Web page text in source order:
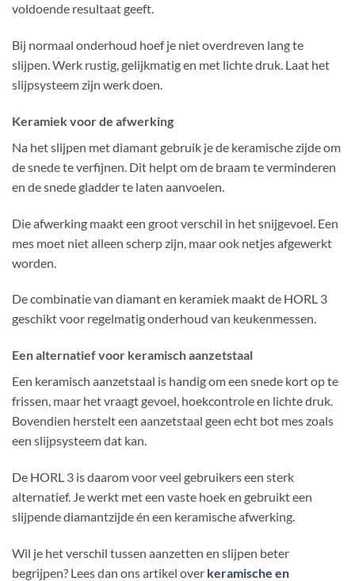
voldoende resultaat geeft.
Bij normaal onderhoud hoef je niet overdreven lang te
slijpen. Werk rustig, gelijkmatig en met lichte druk. Laat het
slijpsysteem zijn werk doen.
Keramiek voor de afwerking
Na het slijpen met diamant gebruik je de keramische zijde om
de snede te verfijnen. Dit helpt om de braam te verminderen
en de snede gladder te laten aanvoelen.
Die afwerking maakt een groot verschil in het snijgevoel. Een
mes moet niet alleen scherp zijn, maar ook netjes afgewerkt
worden.
De combinatie van diamant en keramiek maakt de HORL 3
geschikt voor regelmatig onderhoud van keukenmessen.
Een alternatief voor keramisch aanzetstaal
Een keramisch aanzetstaal is handig om een snede kort op te
frissen, maar het vraagt gevoel, hoekcontrole en lichte druk.
Bovendien herstelt een aanzetstaal geen echt bot mes zoals
een slijpsysteem dat kan.
De HORL 3 is daarom voor veel gebruikers een sterk
alternatief. Je werkt met een vaste hoek en gebruikt een
slijpende diamantzijde én een keramische afwerking.
Wil je het verschil tussen aanzetten en slijpen beter
begrijpen? Lees dan ons artikel over keramische en